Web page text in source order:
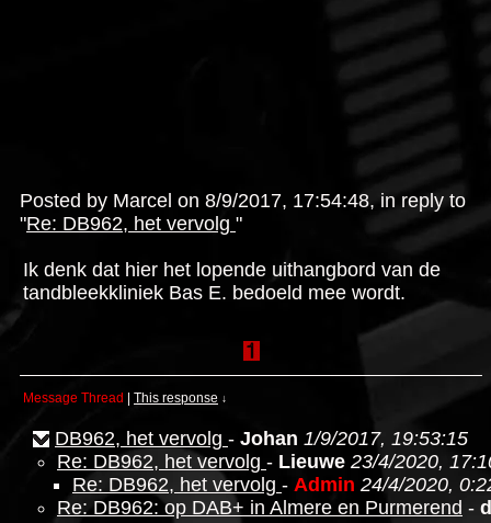
Posted by Marcel on 8/9/2017, 17:54:48, in reply to
"Re: DB962, het vervolg "
Ik denk dat hier het lopende uithangbord van de
tandbleekkliniek Bas E. bedoeld mee wordt.
Message Thread This response ↓
DB962, het vervolg - Johan 1/9/2017, 19:53:15
Re: DB962, het vervolg - Lieuwe 23/4/2020,
Re: DB962, het vervolg - Admin 24/4/2020,
Re: DB962: op DAB+ in Almere en Purmerend -